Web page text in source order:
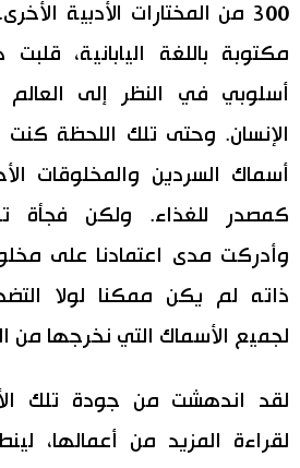
مكتوبة باللغة اليابانية،
أسلوبي في النظر إلى
الإنسان. وحتى تلك اللحظة
أسماك السردين والمخلوقات
كمصدر للغذاء. ولكن فجأة
وأدركت مدى اعتمادنا على
ذاته لم يكن ممكنا لولا
لجميع الأسماك التي نخرجها من
لقد اندهشت من جودة تلك
لقراءة المزيد من أعمالها،